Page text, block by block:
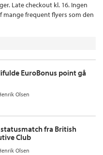
Late checkout kl. 16. Ingen
mange frequent flyers som den
EuroBonus point gå
Olsen
statusmatch fra British
Club
Olsen